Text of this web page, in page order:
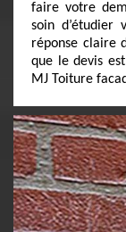
faire votre
soin d’étudier
réponse claire
que le devis
MJ Toiture